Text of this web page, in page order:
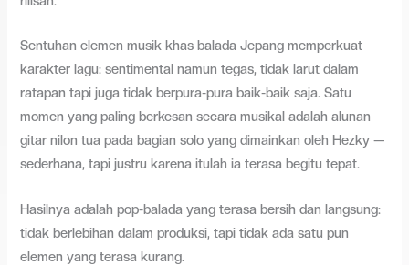
Sentuhan elemen musik khas balada Jepang memperkuat
karakter lagu: sentimental namun tegas, tidak larut dalam
ratapan tapi juga tidak berpura-pura baik-baik saja. Satu
momen yang paling berkesan secara musikal adalah alunan
gitar nilon tua pada bagian solo yang dimainkan oleh Hezky —
sederhana, tapi justru karena itulah ia terasa begitu tepat.
Hasilnya adalah pop-balada yang terasa bersih dan langsung:
tidak berlebihan dalam produksi, tapi tidak ada satu pun
elemen yang terasa kurang.